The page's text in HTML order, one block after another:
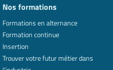
Nos formations
Formations en alternance
Formation continue
Insertion
Trouver votre futur métier dans